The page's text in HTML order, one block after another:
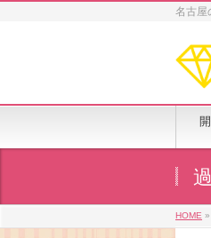
名古屋
HOME »